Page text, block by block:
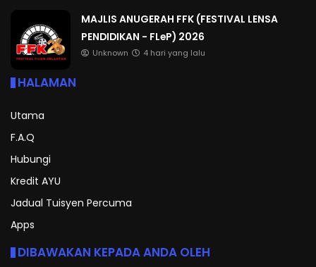
MAJLIS ANUGERAH FFK (FESTIVAL LENSA
PENDIDIKAN - FLeP) 2026
Unknown 4 hari yang lalu
HALAMAN
Utama
F.A.Q
Hubungi
Kredit AYU
Jadual Tuisyen Percuma
Apps
DIBAWAKAN KEPADA ANDA OLEH